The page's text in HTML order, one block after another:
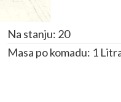
Na stanju: 20
Masa po komadu: 1